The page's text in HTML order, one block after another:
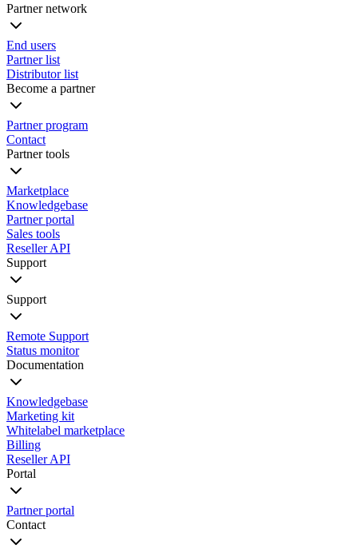
Partner network
End users
Partner list
Distributor list
Become a partner
Partner program
Contact
Partner tools
Marketplace
Knowledgebase
Partner portal
Sales tools
Reseller API
Support
Support
Remote Support
Status monitor
Documentation
Knowledgebase
Marketing kit
Whitelabel marketplace
Billing
Reseller API
Portal
Partner portal
Contact